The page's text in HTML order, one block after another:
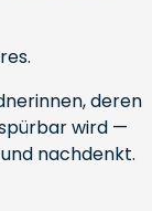
deren
wird —
nachdenkt.